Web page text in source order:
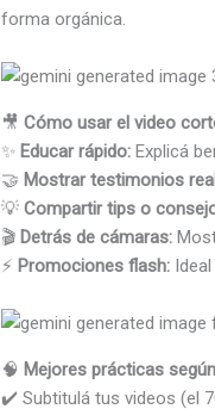
forma orgánica.
🎥 Cómo usar el video
✨ Educar rápido: Explicá
🤝 Mostrar testimonios
💡 Compartir tips o
🎬 Detrás de cámaras:
⚡ Promociones flash:
🧠 Mejores prácticas
✔️ Subtitulá tus videos (el